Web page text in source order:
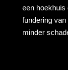
een
fundering
minder